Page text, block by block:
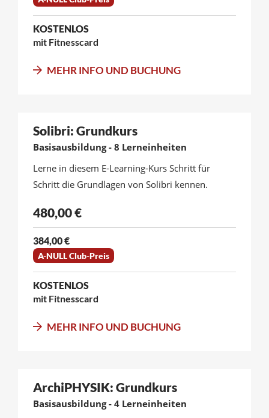
KOSTENLOS
mit Fitnesscard
MEHR INFO UND BUCHUNG
Solibri: Grundkurs
Basisausbildung - 8 Lerneinheiten
Lerne in diesem E-Learning-Kurs Schritt für
Schritt die Grundlagen von Solibri kennen.
480,00 €
384,00 €
A-NULL Club-Preis
KOSTENLOS
mit Fitnesscard
MEHR INFO UND BUCHUNG
ArchiPHYSIK: Grundkurs
Basisausbildung - 4 Lerneinheiten